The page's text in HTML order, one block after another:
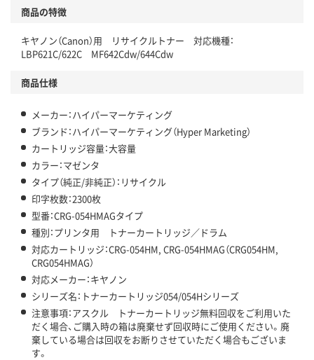
商品の特徴
キヤノン（Canon）用 リサイクルトナー 対応機種：
LBP621C/622C MF642Cdw/644Cdw
商品仕様
メーカー：ハイパーマーケティング
ブランド：ハイパーマーケティング（Hyper Marketing）
カートリッジ容量：大容量
カラー：マゼンタ
タイプ（純正/非純正）：リサイクル
印字枚数：2300枚
型番：CRG-054HMAGタイプ
種別：プリンタ用 トナーカートリッジ／ドラム
対応カートリッジ：CRG-054HM, CRG-054HMAG（CRG054HM,
CRG054HMAG）
対応メーカー：キヤノン
シリーズ名：トナーカートリッジ054/054Hシリーズ
注意事項：アスクル トナーカートリッジ無料回収をご利用いた
だく場合、ご購入時の箱は廃棄せず回収時にご使用ください。廃
棄している場合は回収をお断りさせていただく場合もございま
す。